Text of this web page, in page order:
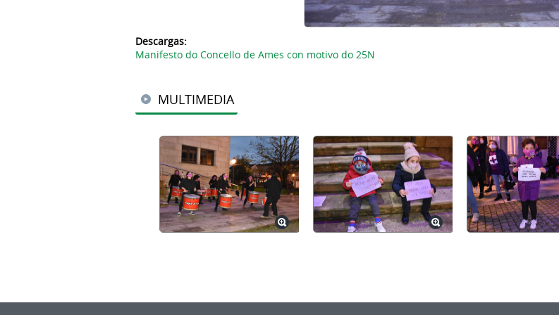
Descargas:
Manifesto do Concello de Ames con motivo do 25N
MULTIMEDIA